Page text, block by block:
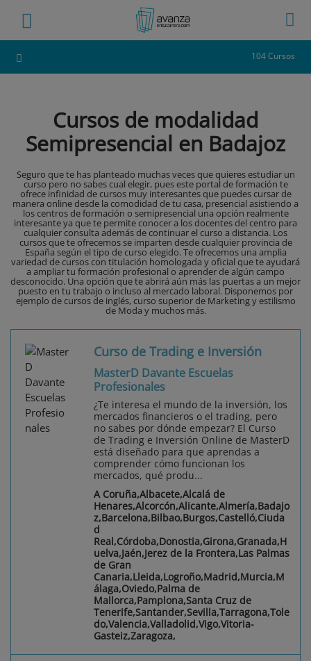
104 Cursos
Cursos de modalidad
Semipresencial en Badajoz
Seguro que te has planteado muchas veces que quieres estudiar un
curso pero no sabes cual elegir, pues este portal de formación te
ofrece infinidad de cursos muy interesantes que puedes cursar de
manera online desde la comodidad de tu casa, presencial asistiendo a
los centros de formación o semipresencial una opción realmente
interesante ya que te permite conocer a los docentes del centro para
cualquier consulta además de continuar el curso a distancia. Los
cursos que te ofrecemos se imparten desde cualquier provincia de
España según el tipo de curso elegido. Te ofrecemos una amplia
variedad de cursos con titulación homologada y oficial que te ayudará
a ampliar tu formación profesional o aprender de algún campo
desconocido. Una opción que te abrirá aún más las puertas a un mejor
puesto en tu trabajo o incluso al mercado laboral. Disponemos por
ejemplo de cursos de inglés, curso superior de Marketing y estilismo
de Moda y muchos más.
Curso de Trading e Inversión
MasterD Davante Escuelas
Profesionales
¿Te interesa el mundo de la inversión, los
mercados financieros o el trading, pero
no sabes por dónde empezar? El Curso
de Trading e Inversión Online de MasterD
está diseñado para que aprendas a
comprender cómo funcionan los
mercados, qué produ...
A Coruña,Albacete,Alcalá de
Henares,Alcorcón,Alicante,Almería,Badajo
z,Barcelona,Bilbao,Burgos,Castelló,Ciuda
d
Real,Córdoba,Donostia,Girona,Granada,H
uelva,Jaén,Jerez de la Frontera,Las Palmas
de Gran
Canaria,Lleida,Logroño,Madrid,Murcia,M
álaga,Oviedo,Palma de
Mallorca,Pamplona,Santa Cruz de
Tenerife,Santander,Sevilla,Tarragona,Tole
do,Valencia,Valladolid,Vigo,Vitoria-
Gasteiz,Zaragoza,